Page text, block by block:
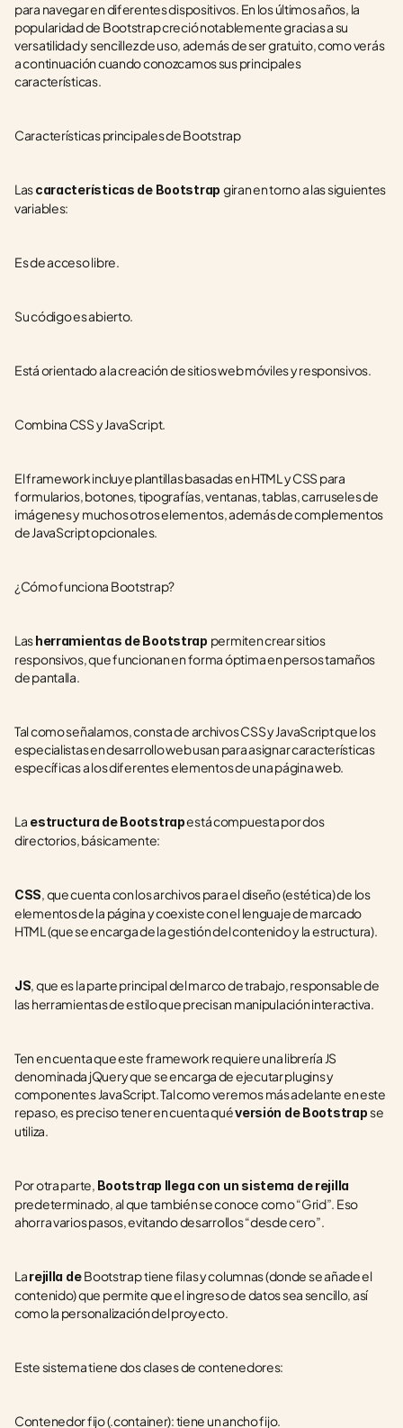
para navegar en diferentes dispositivos. En los últimos años, la
popularidad de Bootstrap creció notablemente gracias a su
versatilidad y sencillez de uso, además de ser gratuito, como verás
a continuación cuando conozcamos sus principales
características.
Características principales de Bootstrap
Las características de Bootstrap giran en torno a las siguientes
variables:
Es de acceso libre.
Su código es abierto.
Está orientado a la creación de sitios web móviles y responsivos.
Combina CSS y JavaScript.
El framework incluye plantillas basadas en HTML y CSS para
formularios, botones, tipografías, ventanas, tablas, carruseles de
imágenes y muchos otros elementos, además de complementos
de JavaScript opcionales.
¿Cómo funciona Bootstrap?
Las herramientas de Bootstrap permiten crear sitios
responsivos, que funcionan en forma óptima en persos tamaños
de pantalla.
Tal como señalamos, consta de archivos CSS y JavaScript que los
especialistas en desarrollo web usan para asignar características
específicas a los diferentes elementos de una página web.
La estructura de Bootstrap está compuesta por dos
directorios, básicamente:
CSS, que cuenta con los archivos para el diseño (estética) de los
elementos de la página y coexiste con el lenguaje de marcado
HTML (que se encarga de la gestión del contenido y la estructura).
JS, que es la parte principal del marco de trabajo, responsable de
las herramientas de estilo que precisan manipulación interactiva.
Ten en cuenta que este framework requiere una librería JS
denominada jQuery que se encarga de ejecutar plugins y
componentes JavaScript. Tal como veremos más adelante en este
repaso, es preciso tener en cuenta qué versión de Bootstrap se
utiliza.
Por otra parte, Bootstrap llega con un sistema de rejilla
predeterminado, al que también se conoce como “Grid”. Eso
ahorra varios pasos, evitando desarrollos “desde cero”.
La rejilla de Bootstraptiene filas y columnas (donde se añade el
contenido) que permite que el ingreso de datos sea sencillo, así
como la personalización del proyecto.
Este sistema tiene dos clases de contenedores:
Contenedor fijo (.container): tiene un ancho fijo.